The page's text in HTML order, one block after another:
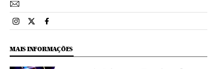
Esportes El País Brasil en Instagram
Esportes El País Brasil en Twitter
Esportes El País Brasil en Facebook
MAIS INFORMAÇÕES